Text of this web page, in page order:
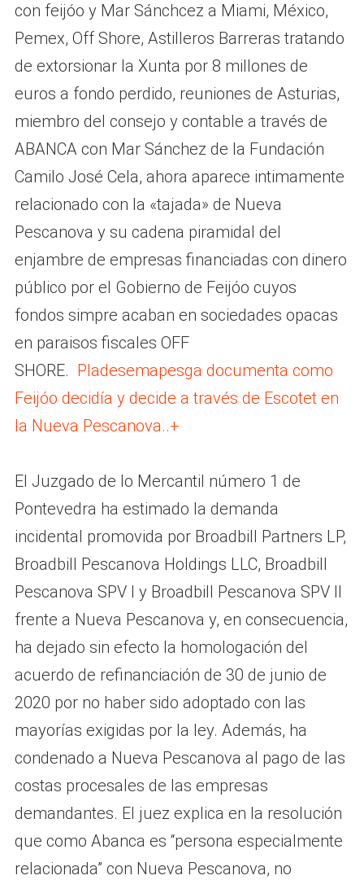
con feijóo y Mar Sánchcez a Miami, México,
Pemex, Off Shore, Astilleros Barreras tratando
de extorsionar la Xunta por 8 millones de
euros a fondo perdido, reuniones de Asturias,
miembro del consejo y contable a través de
ABANCA con Mar Sánchez de la Fundación
Camilo José Cela, ahora aparece intimamente
relacionado con la «tajada» de Nueva
Pescanova y su cadena piramidal del
enjambre de empresas financiadas con dinero
público por el Gobierno de Feijóo cuyos
fondos simpre acaban en sociedades opacas
en paraisos fiscales OFF
SHORE. Pladesemapesga documenta como
Feijóo decidía y decide a través de Escotet en
la Nueva Pescanova..+
El Juzgado de lo Mercantil número 1 de
Pontevedra ha estimado la demanda
incidental promovida por Broadbill Partners LP,
Broadbill Pescanova Holdings LLC, Broadbill
Pescanova SPV I y Broadbill Pescanova SPV II
frente a Nueva Pescanova y, en consecuencia,
ha dejado sin efecto la homologación del
acuerdo de refinanciación de 30 de junio de
2020 por no haber sido adoptado con las
mayorías exigidas por la ley. Además, ha
condenado a Nueva Pescanova al pago de las
costas procesales de las empresas
demandantes. El juez explica en la resolución
que como Abanca es “persona especialmente
relacionada” con Nueva Pescanova, no